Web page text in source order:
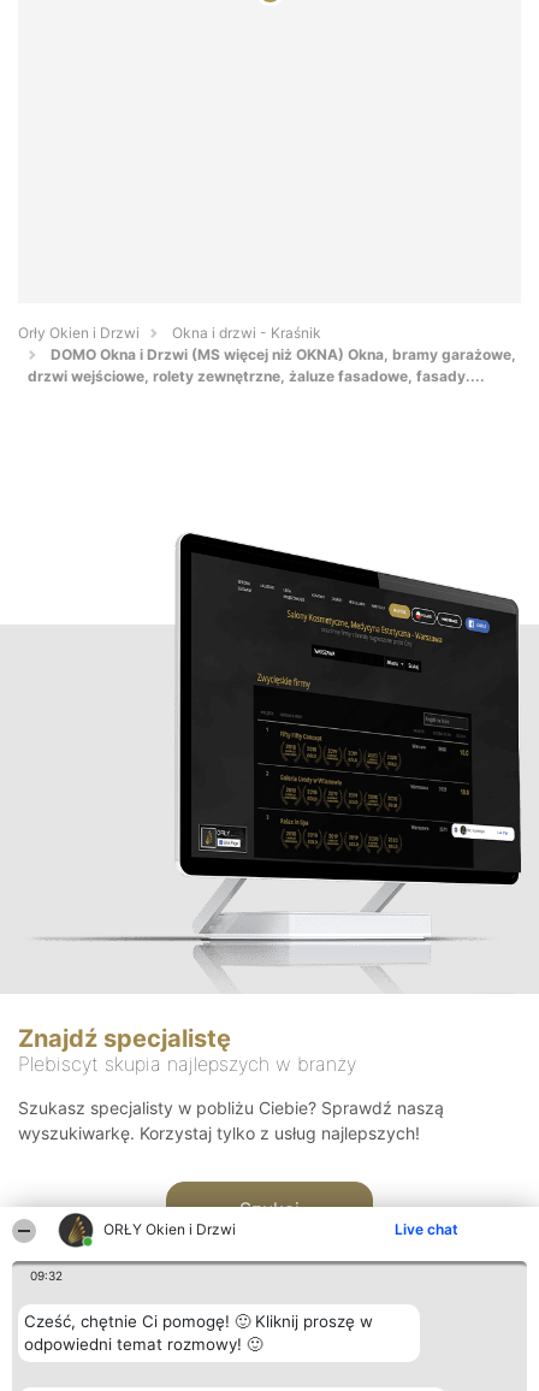
ORŁY Okien i Drzwi Live chat
09:32
Cześć, chętnie Ci pomogę! 🙂 Kliknij proszę w
odpowiedni temat rozmowy! 🙂
Orły Okien i Drzwi
Okna i drzwi - Kraśnik
DOMO Okna i Drzwi (MS więcej niż OKNA) Okna, bramy garażowe,
drzwi wejściowe, rolety zewnętrzne, żaluze fasadowe, fasady....
Znajdź specjalistę
Plebiscyt skupia najlepszych w branży
Szukasz specjalisty w pobliżu Ciebie? Sprawdź naszą
wyszukiwarkę. Korzystaj tylko z usług najlepszych!
Szukaj
Organizator plebiscytu Plebiscyt Kontakt